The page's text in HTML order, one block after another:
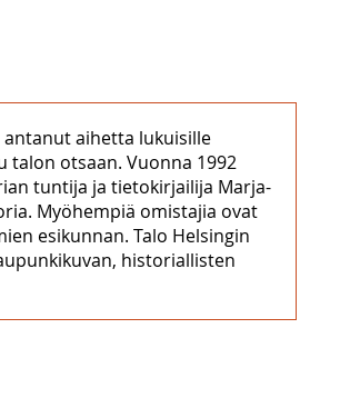
aihetta lukuisille
talon otsaan. Vuonna 1992
tuntija ja tietokirjailija Marja-
Myöhempiä omistajia ovat
esikunnan. Talo Helsingin
historiallisten